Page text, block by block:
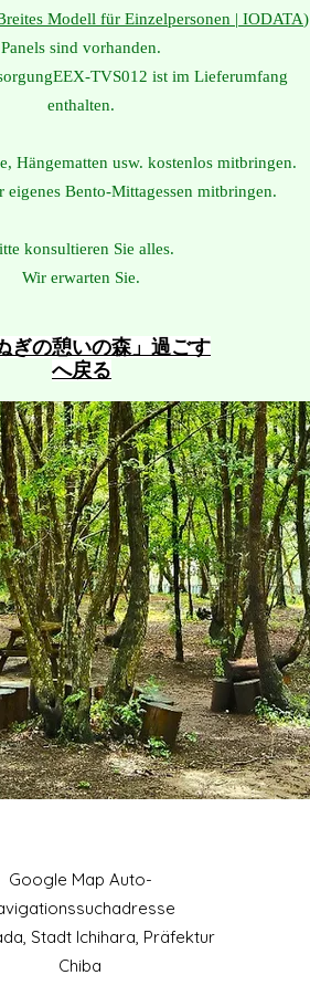
Modell für Einzelpersonen | IODATA)
Panels sind vorhanden.
EEX-TVS012 ist im Lieferumfang
enthalten.
Hängematten usw. kostenlos mitbringen.
eigenes Bento-Mittagessen mitbringen.
konsultieren Sie alles.
Wir erwarten Sie.
ぎの憩いの森」過ごす
へ戻る
​Google Map Auto-
Stadt Ichihara, Präfektur
Chiba